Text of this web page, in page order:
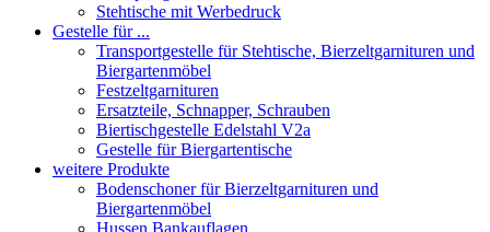
Stehtische mit Werbedruck
Gestelle für ...
Transportgestelle für Stehtische, Bierzeltgarnituren und
Biergartenmöbel
Festzeltgarnituren
Ersatzteile, Schnapper, Schrauben
Biertischgestelle Edelstahl V2a
Gestelle für Biergartentische
weitere Produkte
Bodenschoner für Bierzeltgarnituren und
Biergartenmöbel
Hussen Bankauflagen